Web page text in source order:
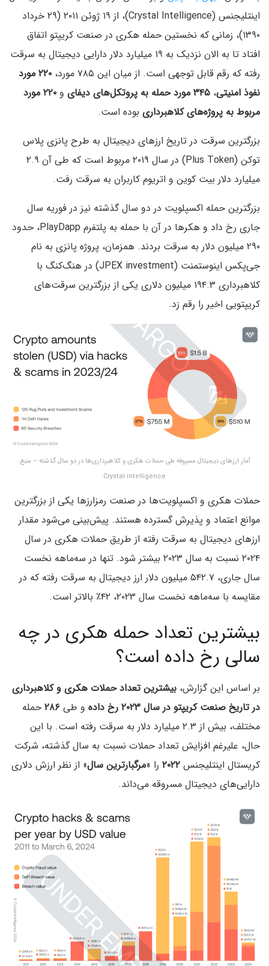
اینتلیجنس (Crystal Intelligence)، از ۱۹ ژوئن ۲۰۱۱ (۲۹ خرداد
۱۳۹۰)، زمانی که نخستین حمله هکری در صنعت کریپتو اتفاق
افتاد تا به الان نزدیک به ۱۹ میلیارد دلار دارایی دیجیتال به سرقت
رفته که رقم قابل توجهی است. از میان این ۷۸۵ مورد،
۲۲۰ مورد
نفوذ امنیتی، ۳۴۵ مورد حمله به پروتکل‌های دیفای و
۲۲۰ مورد
مربوط به پروژه‌های کلاهبرداری بوده است.
بزرگترین سرقت در تاریخ ارزهای دیجیتال به طرح پانزی پلاس
توکن (Plus Token) در سال ۲۰۱۹ مربوط است که طی آن ۲.۹
میلیارد دلار بیت کوین و اتریوم کاربران به سرقت رفت.
بزرگترین حمله اکسپلویت در دو سال گذشته نیز در فوریه سال
جاری رخ داد و هکرها در آن با حمله به پلتفرم PlayDapp، حدود
۲۹۰ میلیون دلار به سرقت بردند. همزمان، پروژه پانزی به نام
جی‌پکس اینوستمنت (JPEX investment) در هنگ‌کنگ با
کلاهبرداری ۱۹۴.۳ میلیون دلاری یکی از بزرگترین سرقت‌های
کریپتویی اخیر را رقم زد.
آمار ارزهای دیجیتال مسروقه طی حملات هکری و کلاهبرداری‌ها در دو سال گذشته – منبع:
Crystal intelligence
حملات هکری و اکسپلویت‌ها در صنعت رمزارزها یکی از بزرگترین
موانع اعتماد و پذیرش گسترده هستند. پیش‌بینی می‌شود مقدار
ارزهای دیجیتال به سرقت رفته از طریق حملات هکری در سال
۲۰۲۴ نسبت به سال ۲۰۲۳ بیشتر شود. تنها در سه‌ماهه نخست
سال جاری، ۵۴۲.۷ میلیون دلار ارز دیجیتال به سرقت رفته که در
مقایسه با سه‌ماهه نخست سال ۲۰۲۳، ۴۲٪ بالاتر است.
بیشترین تعداد حمله هکری در چه
سالی رخ داده است؟
بر اساس این گزارش، بیشترین تعداد حملات هکری و کلاهبرداری
در تاریخ صنعت کریپتو در سال ۲۰۲۳ رخ داده
و طی ۲۸۶ حمله
مختلف، بیش از ۲.۳ میلیارد دلار به سرقت رفته است. با این
حال، علیرغم افزایش تعداد حملات نسبت به سال گذشته، شرکت
کریستال اینتلیجنس ۲۰۲۲ را «مرگبارترین سال» از نظر ارزش دلاری
دارایی‌های دیجیتال مسروقه می‌داند.